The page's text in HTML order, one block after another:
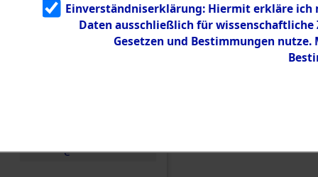
g
5.3.3
Todesmärsch
e
Einverständniserklärung: Hiermit erkläre ich
Daten ausschließlich für
Gesetzen und Bestimmungen